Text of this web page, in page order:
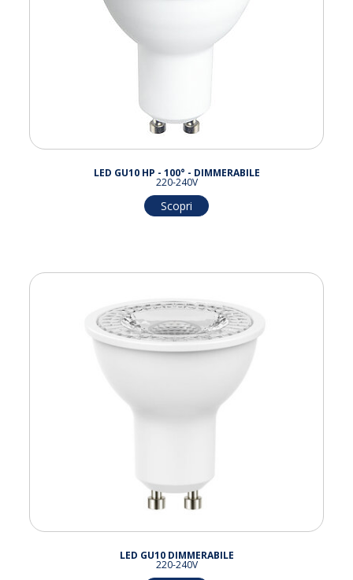
LED GU10 HP - 100° - DIMMERABILE
220-240V
Scopri
LED GU10 DIMMERABILE
220-240V